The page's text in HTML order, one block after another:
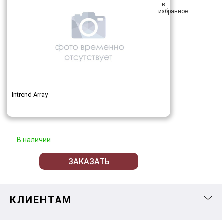
Intrend Array
В наличии
ЗАКАЗАТЬ
КЛИЕНТАМ